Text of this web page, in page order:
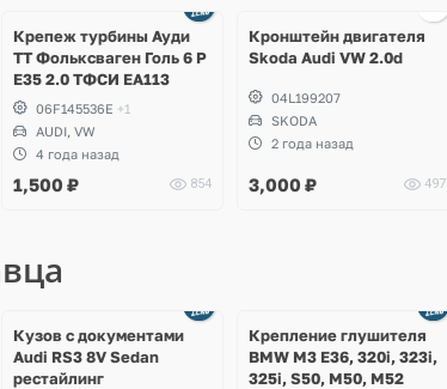
Крепеж турбины Ауди
ТТ Фольксваген Голь 6 Р
Е35 2.0 ТФСИ ЕА113
06F145536E +1
AUDI, VW
4 года назад
1,500 ₽ 854
Кронштейн двигателя
Skoda Audi VW 2.0d
04L199207
SKODA
2 года назад
3,000 ₽ 497
Кузов с документами
Audi RS3 8V Sedan
рестайлинг
Крепление глушителя
BMW M3 E36, 320i, 323i,
325i, S50, M50, M52